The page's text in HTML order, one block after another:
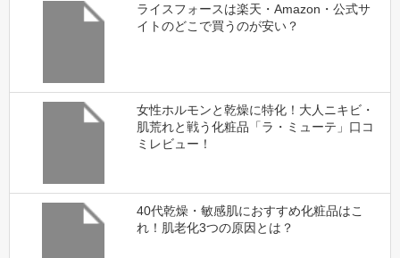
ライスフォースは楽天・Amazon・公式サ
イトのどこで買うのが安い？
女性ホルモンと乾燥に特化！大人ニキビ・
肌荒れと戦う化粧品「ラ・ミューテ」口コ
ミレビュー！
40代乾燥・敏感肌におすすめ化粧品はこ
れ！肌老化3つの原因とは？